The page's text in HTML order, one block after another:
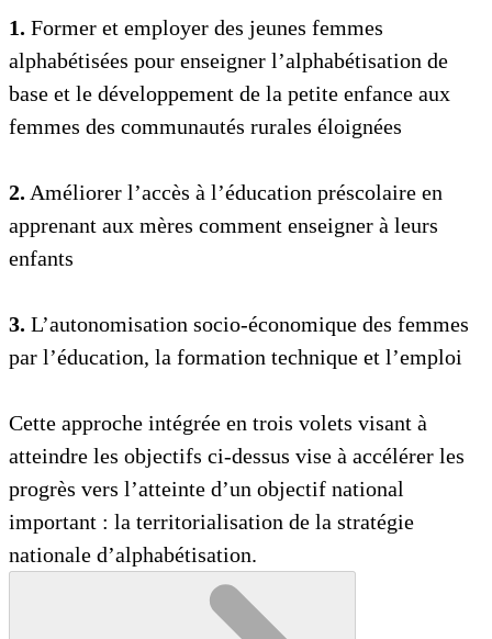
1. Former et employer des jeunes femmes
alphabétisées pour enseigner l’alphabétisation de
base et le développement de la petite enfance aux
femmes des communautés rurales éloignées
2. Améliorer l’accès à l’éducation préscolaire en
apprenant aux mères comment enseigner à leurs
enfants
3. L’autonomisation socio-économique des femmes
par l’éducation, la formation technique et l’emploi
Cette approche intégrée en trois volets visant à
atteindre les objectifs ci-dessus vise à accélérer les
progrès vers l’atteinte d’un objectif national
important : la territorialisation de la stratégie
nationale d’alphabétisation.